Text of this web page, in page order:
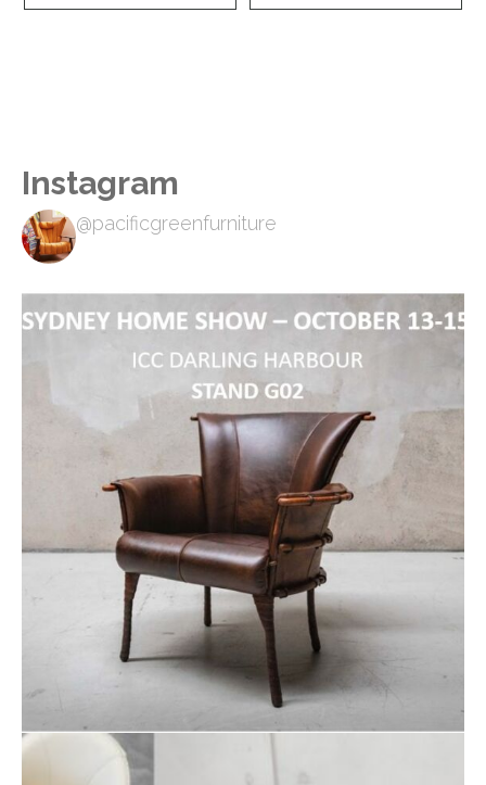
Instagram
@pacificgreenfurniture